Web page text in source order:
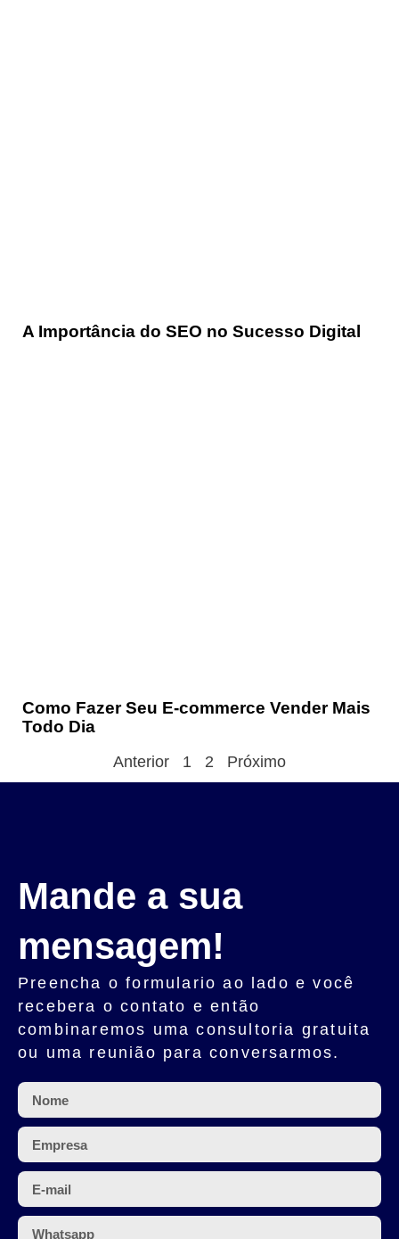
A Importância do SEO no Sucesso Digital
Como Fazer Seu E-commerce Vender Mais
Todo Dia
Anterior 1 2 Próximo
Mande a sua
mensagem!
Preencha oformulario ao lado e você
recebera o contato e então
combinaremos umaconsultoria gratuita
ou uma reunião para conversarmos.